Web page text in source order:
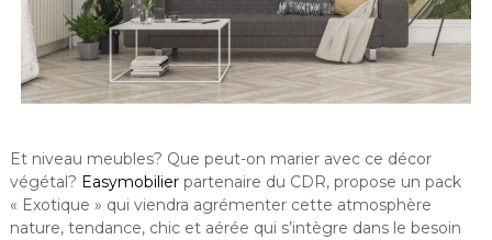
Et niveau meubles? Que peut-on marier avec ce décor
végétal? Easymobilierpartenaire du CDR, propose un pack
« Exotique » qui viendra agrémenter cette atmosphère
nature, tendance, chic et aérée qui s’intègre dans le besoin